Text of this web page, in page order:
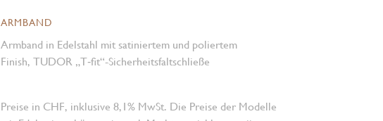
ARMBAND
Armband in Edelstahl mit satiniertem und poliertem
Finish, TUDOR „T‑fit“-Sicherheitsfaltschließe
Preise in CHF, inklusive 8,1% MwSt. Die Preise der Modelle